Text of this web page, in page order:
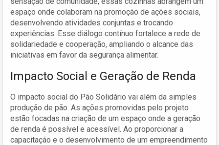
espaço onde colaboram na promoção de ações sociais,
desenvolvendo atividades conjuntas e trocando
experiências. Esse diálogo contínuo fortalece a rede de
solidariedade e cooperação, ampliando o alcance das
iniciativas em favor da segurança alimentar.
Impacto Social e Geração de Renda
O impacto social do Pão Solidário vai além da simples
produção de pão. As ações promovidas pelo projeto
estão focadas na criação de um espaço onde a geração
de renda é possível e acessível. Ao proporcionar a
capacitação e o desenvolvimento de um empreendimento